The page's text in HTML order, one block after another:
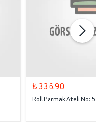
₺ 336.90
Roll Parmak Ateli No: 5